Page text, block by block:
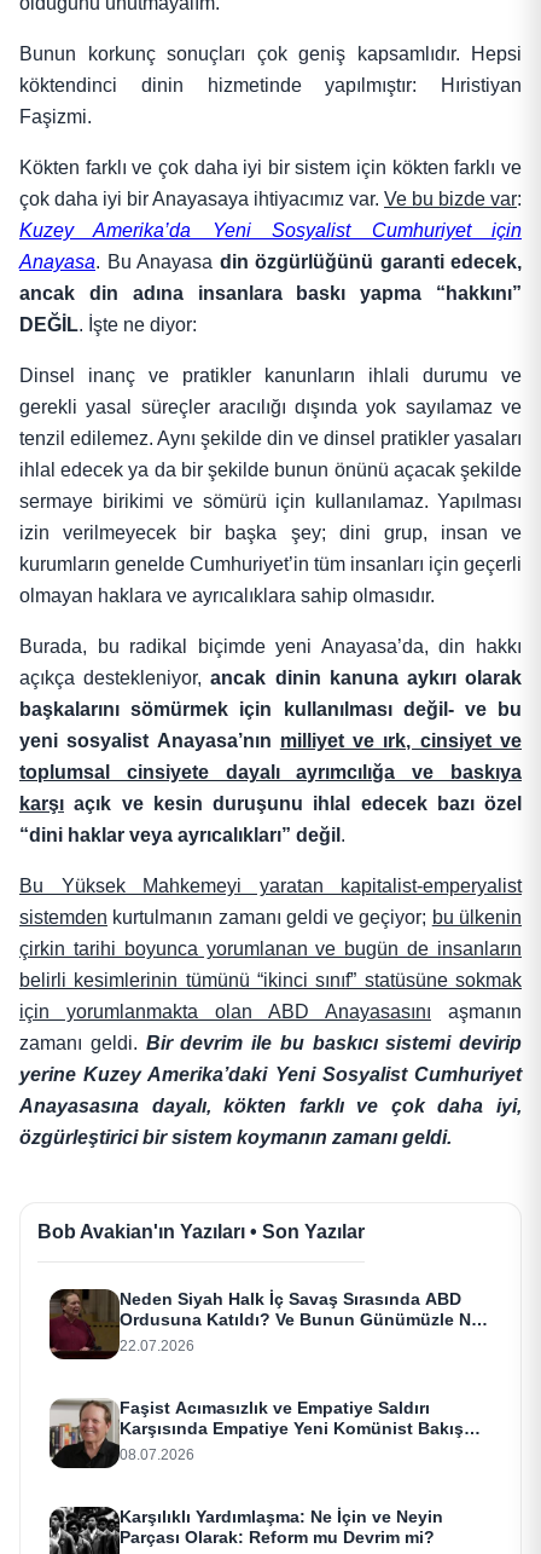
Bunun korkunç sonuçları çok geniş kapsamlıdır. Hepsi
köktendinci dinin hizmetinde yapılmıştır: Hıristiyan
Faşizmi.
Kökten farklı ve çok daha iyi bir sistem için kökten farklı ve
çok daha iyi bir Anayasaya ihtiyacımız var. Ve bu bizde var:
Kuzey Amerika’da Yeni Sosyalist Cumhuriyet için
Anayasa. Bu Anayasa din özgürlüğünü garanti edecek,
ancak din adına insanlara baskı yapma “hakkını”
DEĞİL. İşte ne diyor:
Dinsel inanç ve pratikler kanunların ihlali durumu ve
gerekli yasal süreçler aracılığı dışında yok sayılamaz ve
tenzil edilemez. Aynı şekilde din ve dinsel pratikler yasaları
ihlal edecek ya da bir şekilde bunun önünü açacak şekilde
sermaye birikimi ve sömürü için kullanılamaz. Yapılması
izin verilmeyecek bir başka şey; dini grup, insan ve
kurumların genelde Cumhuriyet’in tüm insanları için geçerli
olmayan haklara ve ayrıcalıklara sahip olmasıdır.
Burada, bu radikal biçimde yeni Anayasa’da, din hakkı
açıkça destekleniyor,ancak dinin kanuna aykırı olarak
başkalarını sömürmek için kullanılması değil- ve bu
yeni sosyalist Anayasa’nın milliyet ve ırk, cinsiyet ve
toplumsal cinsiyete dayalı ayrımcılığa ve baskıya
karşı açık ve kesin duruşunu ihlal edecek bazı özel
“dini haklar veya ayrıcalıkları” değil .
Bu Yüksek Mahkemeyi yaratan kapitalist-emperyalist
sistemden kurtulmanın zamanı geldi ve geçiyor; bu ülkenin
çirkin tarihi boyunca yorumlanan ve bugün de insanların
belirli kesimlerinin tümünü “ikinci sınıf” statüsüne sokmak
için yorumlanmakta olan ABD Anayasasını aşmanın
zamanı geldi. Bir devrim ile bu baskıcı sistemi devirip
yerine Kuzey Amerika’daki Yeni Sosyalist Cumhuriyet
Anayasasına dayalı, kökten farklı ve çok daha iyi,
özgürleştirici bir sistem koymanın zamanı geldi.
Bob Avakian'ın Yazıları • Son Yazılar
Neden Siyah Halk İç Savaş Sırasında ABD
Ordusuna Katıldı? Ve Bunun Günümüzle Ne
Alakası Var?
22.07.2026
Faşist Acımasızlık ve Empatiye Saldırı
Karşısında Empatiye Yeni Komünist Bakış
Açısı
08.07.2026
Karşılıklı Yardımlaşma: Ne İçin ve Neyin
Parçası Olarak: Reform mu Devrim mi?